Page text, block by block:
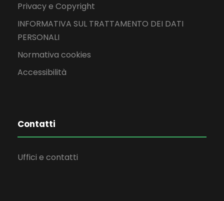
Privacy e Copyright
INFORMATIVA SUL TRATTAMENTO DEI DATI
PERSONALI
Normativa cookies
Accessibilità
Contatti
Uffici e contatti